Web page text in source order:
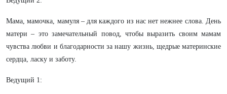
Мама, мамочка, мамуля – для каждого из нас нет нежнее слова. День
матери – это замечательный повод, чтобы выразить своим мамам
чувства любви и благодарности за нашу жизнь, щедрые материнские
сердца, ласку и заботу.
Ведущий 1: